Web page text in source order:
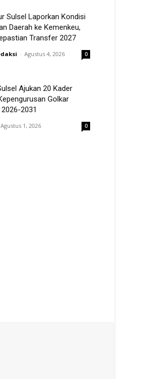
Sulsel Laporkan Kondisi
Daerah ke Kemenkeu,
Transfer 2027
- Agustus 4, 2026 0
Ajukan 20 Kader
Golkar
2031
Agustus 1, 2026 0